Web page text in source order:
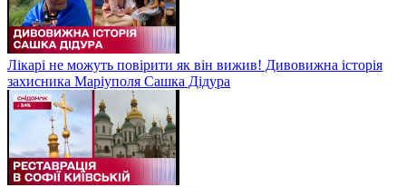
Лікарі не можуть повірити як він вижив! Дивовижна історія
захисника Маріуполя Сашка Дідура